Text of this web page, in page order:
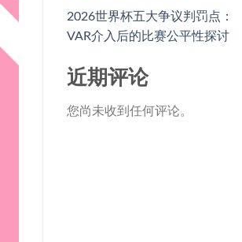
2026世界杯五大争议判罚点：
VAR介入后的比赛公平性探讨
近期评论
您尚未收到任何评论。